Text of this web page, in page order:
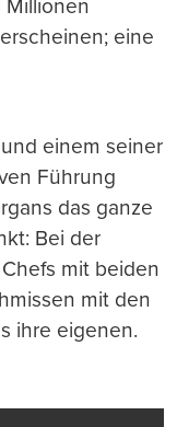
Millionen
eine
einem seiner
Führung
das ganze
Bei der
mit beiden
mit den
ihre eigenen.